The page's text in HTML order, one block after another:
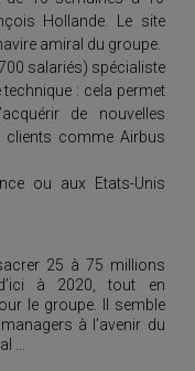
Hollande. Le site
amiral du groupe.
salariés) spécialiste
: cela permet
de nouvelles
clients comme Airbus
ou aux Etats-Unis
25 à 75 millions
à 2020, tout en
le groupe. Il semble
à l’avenir du
…